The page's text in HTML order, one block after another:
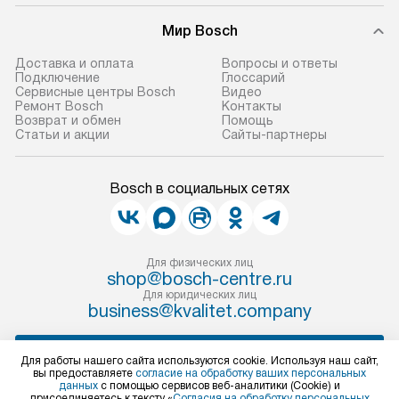
прибор до двери или прихожей.
Если необходимо переместить
прибор до места установки,
пожалуйста, предварительно
уточните это с менеджером.
За данную услугу взимается
прибора не позволяют ему пройти
через дверной проем, сотрудники
демонтировать дверцы, ручки или
другие выступающие элементы, так
как это может привести к отказу
в гарантийном ремонте в будущем.
Перед заказом удостоверьтесь, что
сможете переместить прибор
в нужное место, учитывая размеры
ошибки и
предполагают,
к воде, крана и
коммуникациям,
и консультацию
В стандартную
не включаются:
Мир Bosch
Доставка и оплата
Подключение
Сервисные центры Bosch
Ремонт Bosch
Возврат и обмен
Статьи и акции
Вопросы и ответы
Глоссарий
Видео
Контакты
Помощь
Сайты-партнеры
Bosch в социальных сетях
Для физических лиц
shop@bosch-centre.ru
Для юридических лиц
business@kvalitet.company
Для работы нашего сайта используются cookie. Используя наш сайт,
вы предоставляете согласие на обработку ваших персональных
данных с помощью сервисов веб-аналитики (Cookie) и